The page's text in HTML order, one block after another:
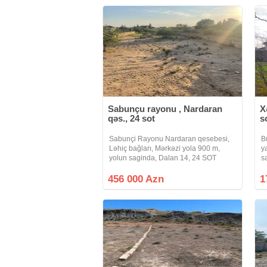
Sabunçu rayonu , Nardaran
qəs., 24 sot
Sabunçi Rayonu Nardaran qesebesi,
Ləhiç bağları, Mərkəzi yola 900 m,
yolun saginda, Dalan 14, 24 SOT
terefden hasara alinib, Torpaq
456 000 Azn